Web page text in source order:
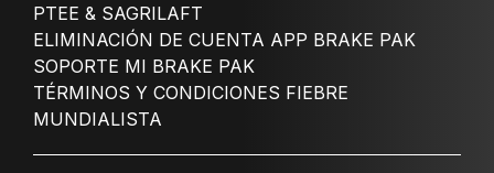
PTEE & SAGRILAFT
ELIMINACIÓN DE CUENTA APP BRAKE PAK
SOPORTE MI BRAKE PAK
TÉRMINOS Y CONDICIONES FIEBRE
MUNDIALISTA